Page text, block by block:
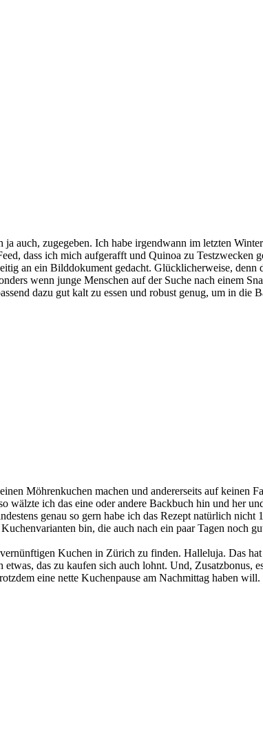
auch, zugegeben. Ich habe irgendwann im letzten
dass ich mich aufgerafft und Quinoa zu Testzwecken
an ein Bilddokument gedacht. Glücklicherweise, denn
wenn junge Menschen auf der Suche nach einem
dazu gut kalt zu essen und robust genug, um in die
Möhrenkuchen machen und andererseits auf keinen
wälzte ich das eine oder andere Backbuch hin und her
genau so gern habe ich das Rezept natürlich nicht
bin, die auch nach ein paar Tagen noch
Kuchen in Zürich zu finden. Halleluja. Das
das zu kaufen sich auch lohnt. Und,
eine nette Kuchenpause am Nachmittag haben will.